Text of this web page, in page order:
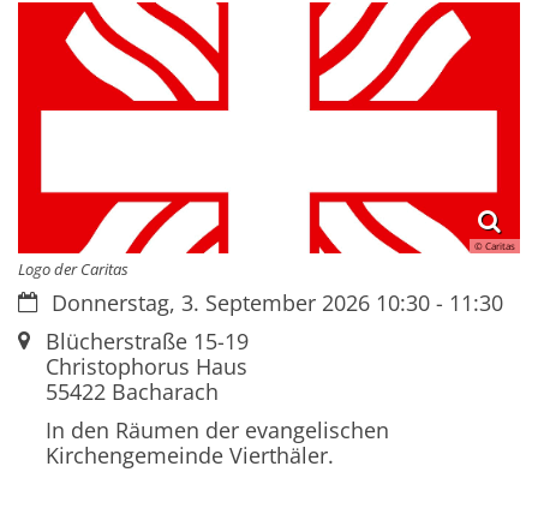
© Caritas
Logo der Caritas
Datum:Donnerstag, 3. September 2026 10:30 - 11:30
Ort:Blücherstraße 15-19
Christophorus Haus
55422 Bacharach
In den Räumen der evangelischen
Kirchengemeinde Vierthäler.